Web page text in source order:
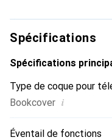
de haute qualité et
clientèle exigeante.
Spécifications
Spécifications
Type de coque pour
Bookcover i
Éventail de fonctions